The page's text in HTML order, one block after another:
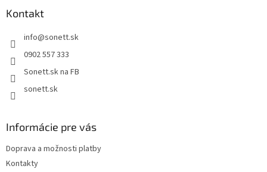
Kontakt
info@sonett.sk
0902 557 333
Sonett.sk na FB
sonett.sk
Informácie pre vás
Doprava a možnosti platby
Kontakty